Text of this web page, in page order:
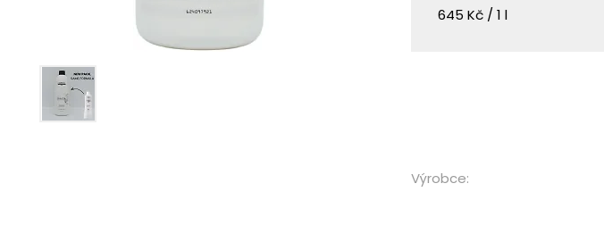
645 Kč / 1 l
Výrobce: